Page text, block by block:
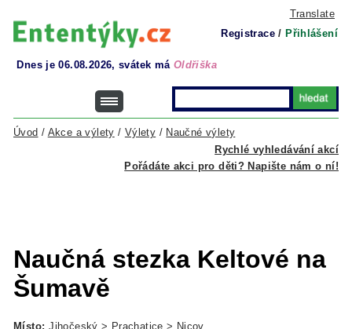
Translate
Registrace / Přihlášení
Dnes je 06.08.2026, svátek má Oldřiška
Rychlé vyhledávání akcí
Úvod / Akce a výlety / Výlety / Naučné výlety
Pořádáte akci pro děti? Napište nám o ní!
Naučná stezka Keltové na
Šumavě
Místo: Jihočeský > Prachatice > Nicov